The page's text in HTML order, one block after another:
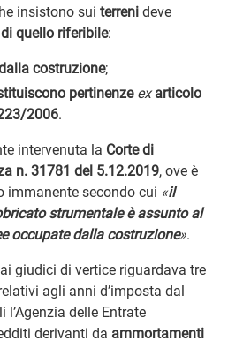
insistono sui terreni deve
quello riferibile:
costruzione;
pertinenze ex articolo
2006.
intervenuta la Corte di
n. 31781 del 5.12.2019, ove è
secondo cui «il
strumentale è assunto al
occupate dalla costruzione».
giudici di vertice riguardava tre
agli anni d’imposta dal
delle Entrate
derivanti da ammortamenti